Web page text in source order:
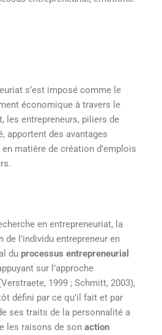
s’est imposé comme le
économique à travers le
les entrepreneurs, piliers de
apportent des avantages
matière de création d’emplois
en entrepreneuriat, la
l’individu entrepreneur en
du processus entrepreneurial
sur l’approche
1999 ; Schmitt, 2003),
défini par ce qu’il fait et par
ses traits de la personnalité a
les raisons de son action